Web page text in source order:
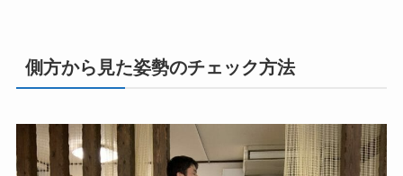
側方から見た姿勢のチェック方法